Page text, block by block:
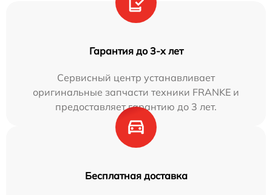
Гарантия до 3-х лет
Сервисный центр устанавливает
оригинальные запчасти техники FRANKE и
предоставляет гарантию до 3 лет.
Бесплатная доставка